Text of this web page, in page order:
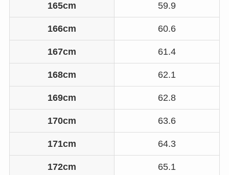
165cm 59.9
166cm 60.6
167cm 61.4
168cm 62.1
169cm 62.8
170cm 63.6
171cm 64.3
172cm 65.1